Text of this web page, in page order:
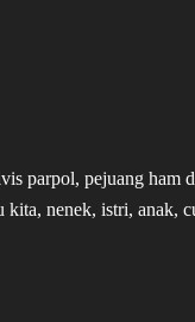
parpol, pejuang ham
nenek, istri, anak,